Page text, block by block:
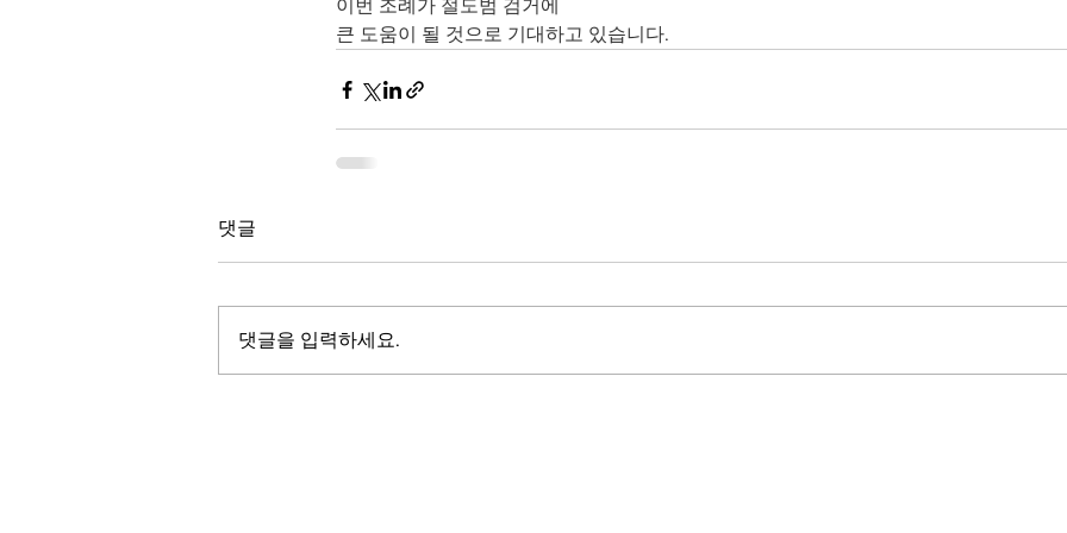
이번 조례가 절도범 검거에
큰 도움이 될 것으로 기대하고 있습니다.
댓글
댓글을 입력하세요.